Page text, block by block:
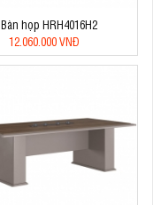
Bàn họp HRH4016H2
12.060.000 VNĐ